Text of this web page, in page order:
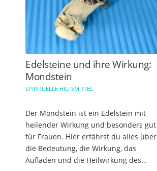
Edelsteine und ihre Wirkung:
Mondstein
SPIRITUELLE HILFSMITTEL
Der Mondstein ist ein Edelstein mit
heilender Wirkung und besonders gut
für Frauen. Hier erfährst du alles über
die Bedeutung, die Wirkung, das
Aufladen und die Heilwirkung des